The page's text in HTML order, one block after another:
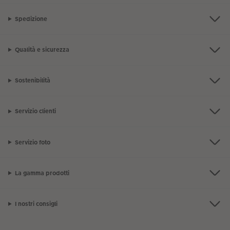
Spedizione
Qualità e sicurezza
Sostenibilità
Servizio clienti
Servizio foto
La gamma prodotti
I nostri consigli